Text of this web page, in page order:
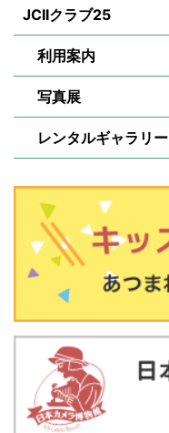
JCIIクラブ25
利用案内
写真展
レンタルギャラリー